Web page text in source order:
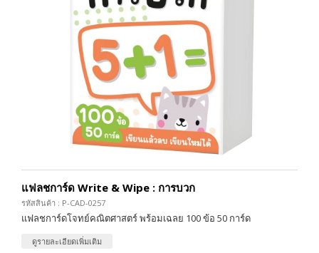
แฟลชการ์ด Write & Wipe : การบวก
รหัสสินค้า : P-CAD-0257
แฟลชการ์ดโจทย์คณิตศาสตร์ พร้อมเฉลย 100 ข้อ 50 การ์ด
ดูรายละเอียดเพิ่มเติม